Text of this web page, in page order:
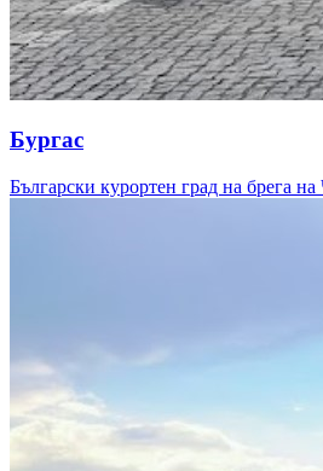
Бургас
Български курортен град на брега